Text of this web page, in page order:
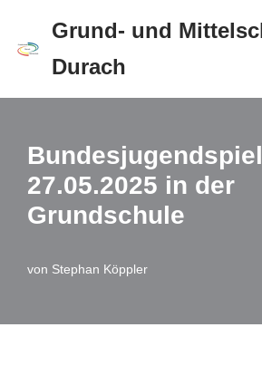
Zum
springen
Grund- und
Durach
27.05.2025 in der
Grundschule
von Stephan Köppler